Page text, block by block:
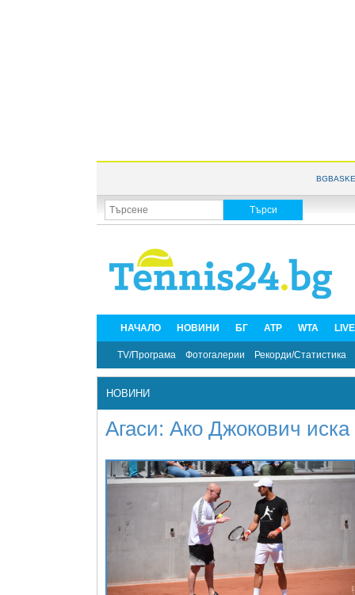
НАЧАЛО НОВИНИ БГ ATP WTA
TV/Програма Фотогалерии Рекорди/Статистика
НОВИНИ
Агаси: Ако Джокович